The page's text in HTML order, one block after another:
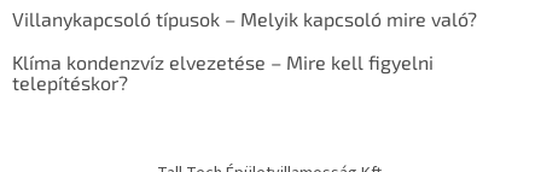
Villanykapcsoló típusok – Melyik kapcsoló mire való?
Klíma kondenzvíz elvezetése – Mire kell figyelni
telepítéskor?